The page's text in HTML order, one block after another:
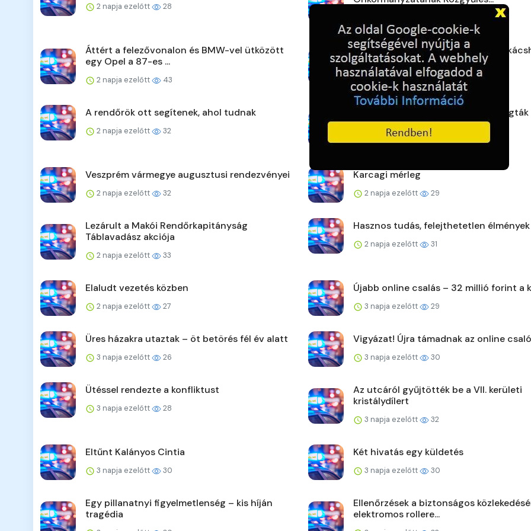
2 napja ezelőtt 28
Áttért a felezővonalon és BMW-vel ütközött
egy Opel a 87-es ...
2 napja ezelőtt 43
Árokba csapódott egy Hyundai
zavartan viselked...
2 napja ezelőtt 30
A rendőrök ott segítenek, ahol tudnak
2 napja ezelőtt 32
Eltakarította a telefonokat, de elfogták
rendőrök
2 napja ezelőtt 32
Veszprém vármegye augusztusi rendezvényei
2 napja ezelőtt 32
Karcagi mérleg
2 napja ezelőtt 29
Lezárult a Makói Rendőrkapitányság
Táblavadász akciója
2 napja ezelőtt 33
Hasznos tudás, felejthetetlen élmények
2 napja ezelőtt 31
Elaludt vezetés közben
2 napja ezelőtt 27
Újabb online csalás – 32 millió forint a
3 napja ezelőtt 29
Üres házakra utaztak – öt betörés fél év alatt
3 napja ezelőtt 26
Vigyázat! Újra támadnak az online
3 napja ezelőtt 30
Ütéssel rendezte a konfliktust
3 napja ezelőtt 28
Az utcáról gyűjtötték be a VII. kerületi
kristálydílert
3 napja ezelőtt 32
Eltűnt Kalányos Cintia
3 napja ezelőtt 30
Két hivatás egy küldetés
3 napja ezelőtt 30
Egy pillanatnyi figyelmetlenség – kis híján
tragédia
Ellenőrzések a biztonságos
elektromos rollere...